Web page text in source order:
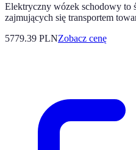
Elektryczny wózek schodowy to
zajmujących się transportem
5779.39 PLNZobacz cenę